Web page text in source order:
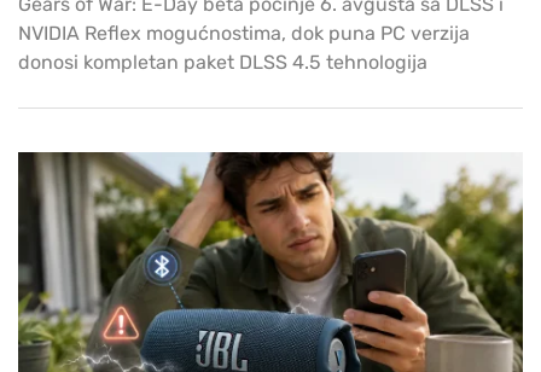
NVIDIA Reflex mogućnostima, dok puna PC verzija
donosi kompletan paket DLSS 4.5 tehnologija